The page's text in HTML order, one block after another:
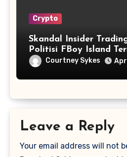
Crypto
Skandal Insider
Politisi FBoy Island
Courtney Sykes
Leave a Reply
Your email address will not